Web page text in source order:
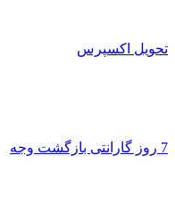
تحویل اکسپرس
7 روز گارانتی بازگشت وجه